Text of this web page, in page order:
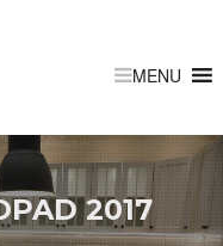
2017